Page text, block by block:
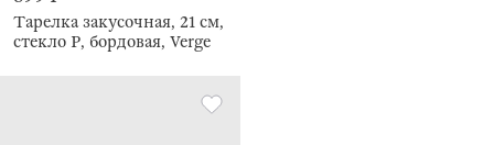
Тарелка закусочная, 21 см,
стекло Р, бордовая, Verge